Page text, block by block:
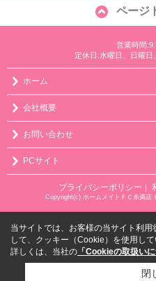
ページ
営業時間
定休日:水曜日、日曜
ホーム
会社概要
お問い合わせ
PCサイト
プライバシーポリシー
Copyright(c) ホームメイトＦＣ糸満店
当サイトでは、お客様の当サイト利
して、クッキー（Cookie）を使用して
詳しくは、当社の 「Cookieの取扱いに
閉